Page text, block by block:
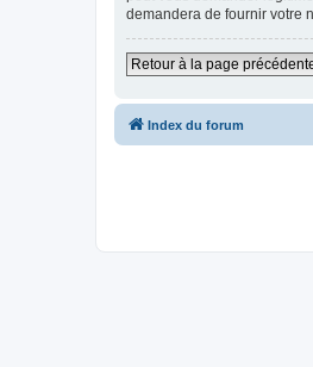
demandera de fournir votre
Retour à la page
Index du forum